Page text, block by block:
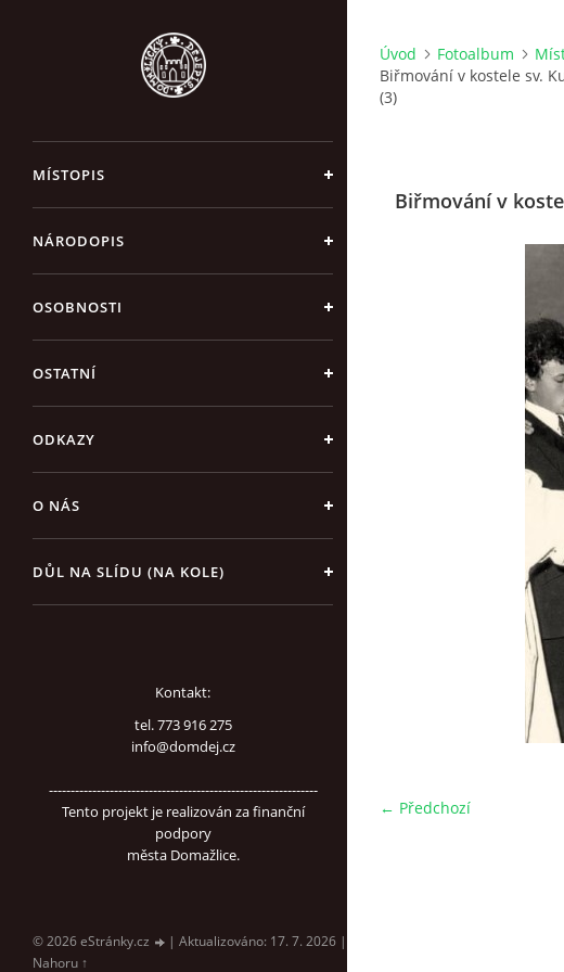
MÍSTOPIS
NÁRODOPIS
OSOBNOSTI
OSTATNÍ
ODKAZY
O NÁS
DŮL NA SLÍDU (NA KOLE)
Kontakt:
tel. 773 916 275
info@domdej.cz
--------------------------------------------------------------
Tento projekt je realizován za finanční
podpory
města Domažlice.
© 2026 eStránky.cz | Aktualizováno: 17. 7. 2026 |
Nahoru ↑
Úvod Fotoalbum
Biřmování v kostele sv.
(3)
Biřmování v
← Předchozí